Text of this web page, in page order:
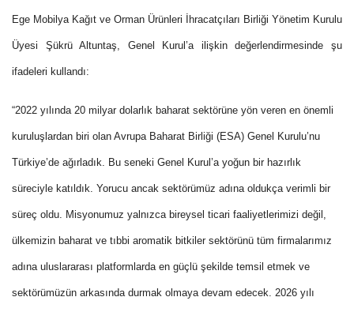
Ege Mobilya Kağıt ve Orman Ürünleri İhracatçıları Birliği Yönetim Kurulu
Üyesi Şükrü Altuntaş, Genel Kurul’a ilişkin değerlendirmesinde şu
ifadeleri kullandı:
“2022 yılında 20 milyar dolarlık baharat sektörüne yön veren en önemli
kuruluşlardan biri olan Avrupa Baharat Birliği (ESA) Genel Kurulu’nu
Türkiye’de ağırladık. Bu seneki Genel Kurul’a yoğun bir hazırlık
süreciyle katıldık. Yorucu ancak sektörümüz adına oldukça verimli bir
süreç oldu. Misyonumuz yalnızca bireysel ticari faaliyetlerimizi değil,
ülkemizin baharat ve tıbbi aromatik bitkiler sektörünü tüm firmalarımız
adına uluslararası platformlarda en güçlü şekilde temsil etmek ve
sektörümüzün arkasında durmak olmaya devam edecek. 2026 yılı